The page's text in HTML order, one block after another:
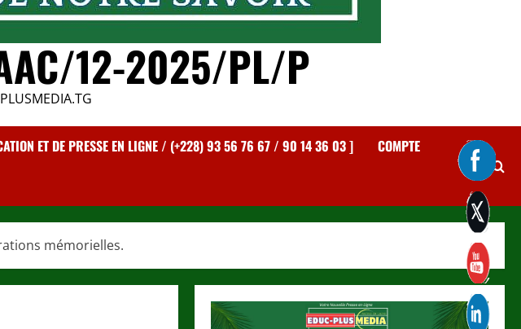
12-2025/PL/P
ET DE PRESSE EN LIGNE / (+228) 93 56 76 67 / 90 14 36 03 ] COMPTE
mémorielles.